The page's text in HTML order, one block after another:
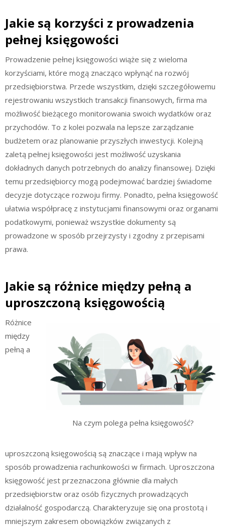
Jakie są korzyści z prowadzenia
pełnej księgowości
Prowadzenie pełnej księgowości wiąże się z wieloma
korzyściami, które mogą znacząco wpłynąć na rozwój
przedsiębiorstwa. Przede wszystkim, dzięki szczegółowemu
rejestrowaniu wszystkich transakcji finansowych, firma ma
możliwość bieżącego monitorowania swoich wydatków oraz
przychodów. To z kolei pozwala na lepsze zarządzanie
budżetem oraz planowanie przyszłych inwestycji. Kolejną
zaletą pełnej księgowości jest możliwość uzyskania
dokładnych danych potrzebnych do analizy finansowej. Dzięki
temu przedsiębiorcy mogą podejmować bardziej świadome
decyzje dotyczące rozwoju firmy. Ponadto, pełna księgowość
ułatwia współpracę z instytucjami finansowymi oraz organami
podatkowymi, ponieważ wszystkie dokumenty są
prowadzone w sposób przejrzysty i zgodny z przepisami
prawa.
Jakie są różnice między pełną a
uproszczoną księgowością
Na czym polega pełna księgowość?
Różnice
między
pełną a
uproszczoną księgowością są znaczące i mają wpływ na
sposób prowadzenia rachunkowości w firmach. Uproszczona
księgowość jest przeznaczona głównie dla małych
przedsiębiorstw oraz osób fizycznych prowadzących
działalność gospodarczą. Charakteryzuje się ona prostotą i
mniejszym zakresem obowiązków związanych z